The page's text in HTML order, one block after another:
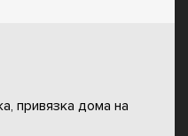
привязка дома на